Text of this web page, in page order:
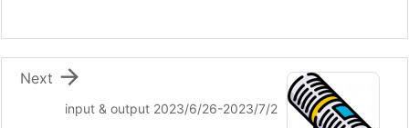
input & output 2023/6/26-2023/7/2

Next